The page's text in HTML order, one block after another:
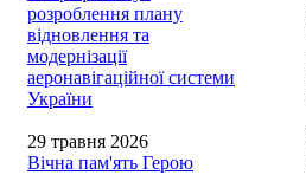
розроблення плану
відновлення та
модернізації
аеронавігаційної системи
України
29 травня 2026
Вічна пам'ять Герою